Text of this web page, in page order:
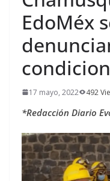
EdoMéx
17 mayo, 2022 492
*Redacción Diario